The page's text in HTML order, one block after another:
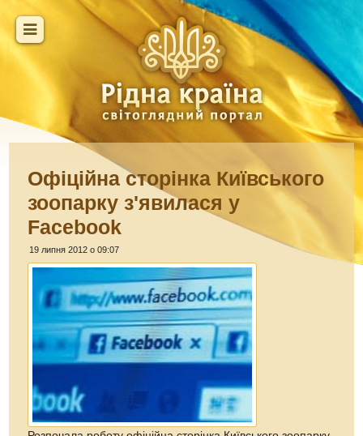
Офіційна сторінка Київського
зоопарку з'явилася у
Facebook
19 липня 2012 о 09:07